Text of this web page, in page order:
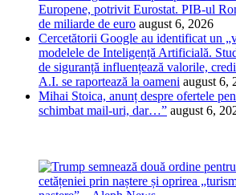
Europene, potrivit Eurostat. PIB-ul
de miliarde de euro august 6, 2026
Cercetătorii Google au identificat un
modelele de Inteligență Artificială.
de siguranță influențează valorile,
A.I. se raportează la oameni august 6,
Mihai Stoica, anunț despre ofertele
schimbat mail-uri, dar…” august 6,